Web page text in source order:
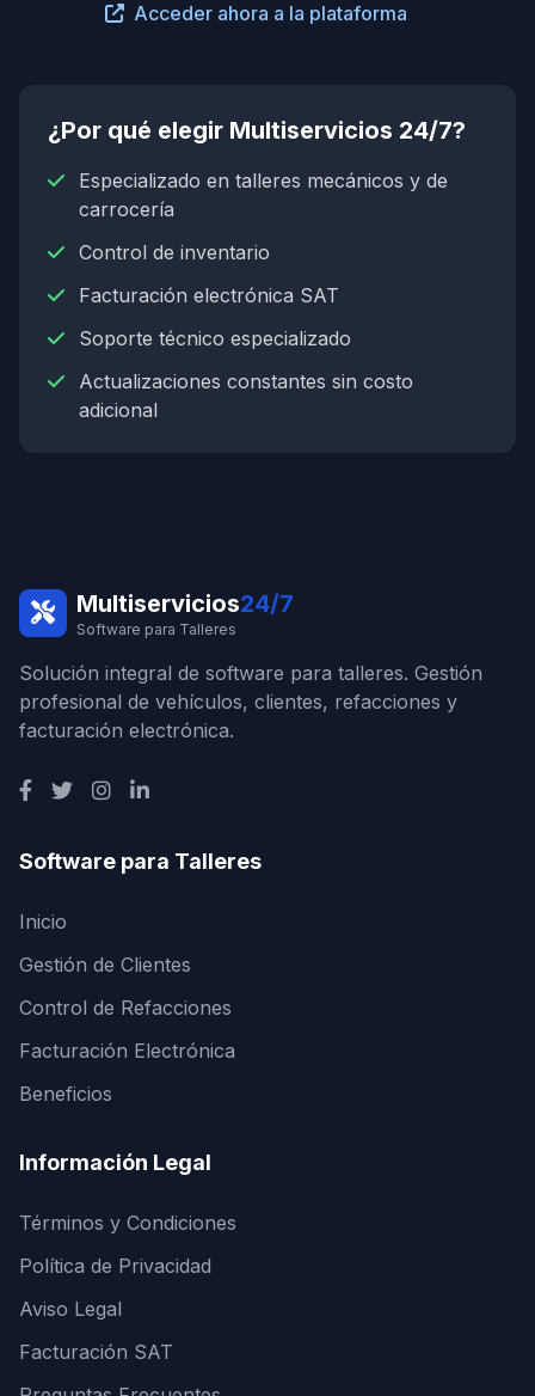
Acceder ahora a la plataforma
¿Por qué elegir Multiservicios 24/7?
Especializado en talleres mecánicos y de
carrocería
Control de inventario
Facturación electrónica SAT
Soporte técnico especializado
Actualizaciones constantes sin costo
adicional
Multiservicios24/7
Software para Talleres
Solución integral de software para talleres. Gestión
profesional de vehículos, clientes, refacciones y
facturación electrónica.
Software para Talleres
Inicio
Gestión de Clientes
Control de Refacciones
Facturación Electrónica
Beneficios
Información Legal
Términos y Condiciones
Política de Privacidad
Aviso Legal
Facturación SAT